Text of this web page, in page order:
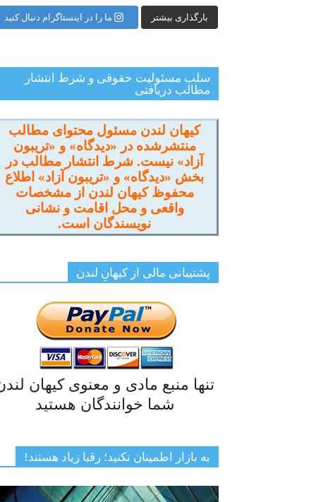
بارگذاری بیشتر ما را در اینستاگرام دنبال کنید
سلب مسئولیت حقوقی و شرط انتشار
مطالب دریافتی
کیهان لندن مسئول محتوای مطالب
منتشرشده در «دیدگاه» و «تریبون
آزاد» نیست. شرط انتشار مطالب در
بخش «دیدگاه» و «تریبون آزاد» اطلاع
محفوظ کیهان لندن از مشخصات
واقعی و محل اقامت و نشانی
نویسندگان است.
پشتیبانی مالی از کیهانِ لندن
تنها منبع مادی و معنوی کیهان
شما خوانندگان هستید
به بازار اطمینان نکنید؛ رقبا زیاد هستند!